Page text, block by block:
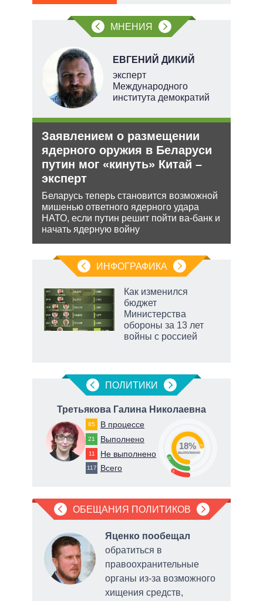
МНЕНИЯ
ЕВГЕНИЙ ДИКИЙ
эксперт
Международного
института демократий
Заявлением о размещении
ядерного оружия в Беларуси
путин мог «кинуть» Китай –
эксперт
Беларусь теперь становится возможной
мишенью ответного ядерного удара
НАТО, если путин решит пойти ва-банк и
начать ядерную войну
ИНФОГРАФИКА
Как изменился
бюджет
Министерства
обороны за 13 лет
войны с россией
ПОЛИТИКИ
Третьякова Галина Николаевна
85 В процессе
21 Выполнено
11 Не выполнено
117 Всего 9
18
73
18%
выполнено
ОБЕЩАНИЯ ПОЛИТИКОВ
Яценко пообещал
обратиться в
правоохранительные
органы из-за возможного
хищения средств,